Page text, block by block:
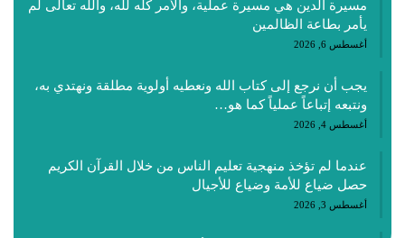
مسيرة الدين هي مسيرة عملية، والأمر كله لله، والله تعالى لم
يأمر بطاعة الظالمين
أغسطس 6, 2026
يجب أن نرجع إلى كتاب الله ونعطيه أولوية مطلقة ونهتدي به،
ونتبعه إتباعاً عملياً كما هو…
أغسطس 4, 2026
عندما لم تؤخذ منهجية تعليم الناس من خلال القرآن الكريم
حصل ضياع للأمة وضياع للأجيال
أغسطس 3, 2026